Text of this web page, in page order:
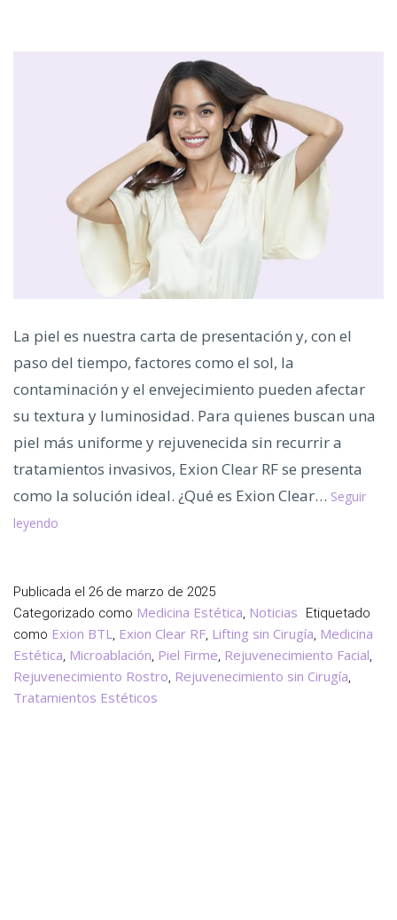
La piel es nuestra carta de presentación y, con el
paso del tiempo, factores como el sol, la
contaminación y el envejecimiento pueden afectar
su textura y luminosidad. Para quienes buscan una
piel más uniforme y rejuvenecida sin recurrir a
tratamientos invasivos, Exion Clear RF se presenta
como la solución ideal. ¿Qué es Exion Clear… Seguir
leyendo
con
la
Microablación
Inteligente
de
Exion
Publicada el 26 de marzo de 2025
Categorizado como Medicina Estética, Noticias Etiquetado
como Exion BTL, Exion Clear RF, Lifting sin Cirugía, Medicina
Estética, Microablación, Piel Firme, Rejuvenecimiento Facial,
Rejuvenecimiento Rostro, Rejuvenecimiento sin Cirugía,
Tratamientos Estéticos